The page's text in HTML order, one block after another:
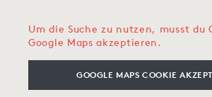
Um die Suche zu nutzen, musst du
Google Maps akzeptieren.
GOOGLE MAPS COOKIE